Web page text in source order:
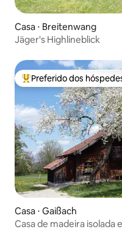
Casa ⋅ Breitenwang
Jäger's Highlineblick
Entre os melhores
Preferido dos
Casa ⋅ Gaißach
Casa de madeira isolada